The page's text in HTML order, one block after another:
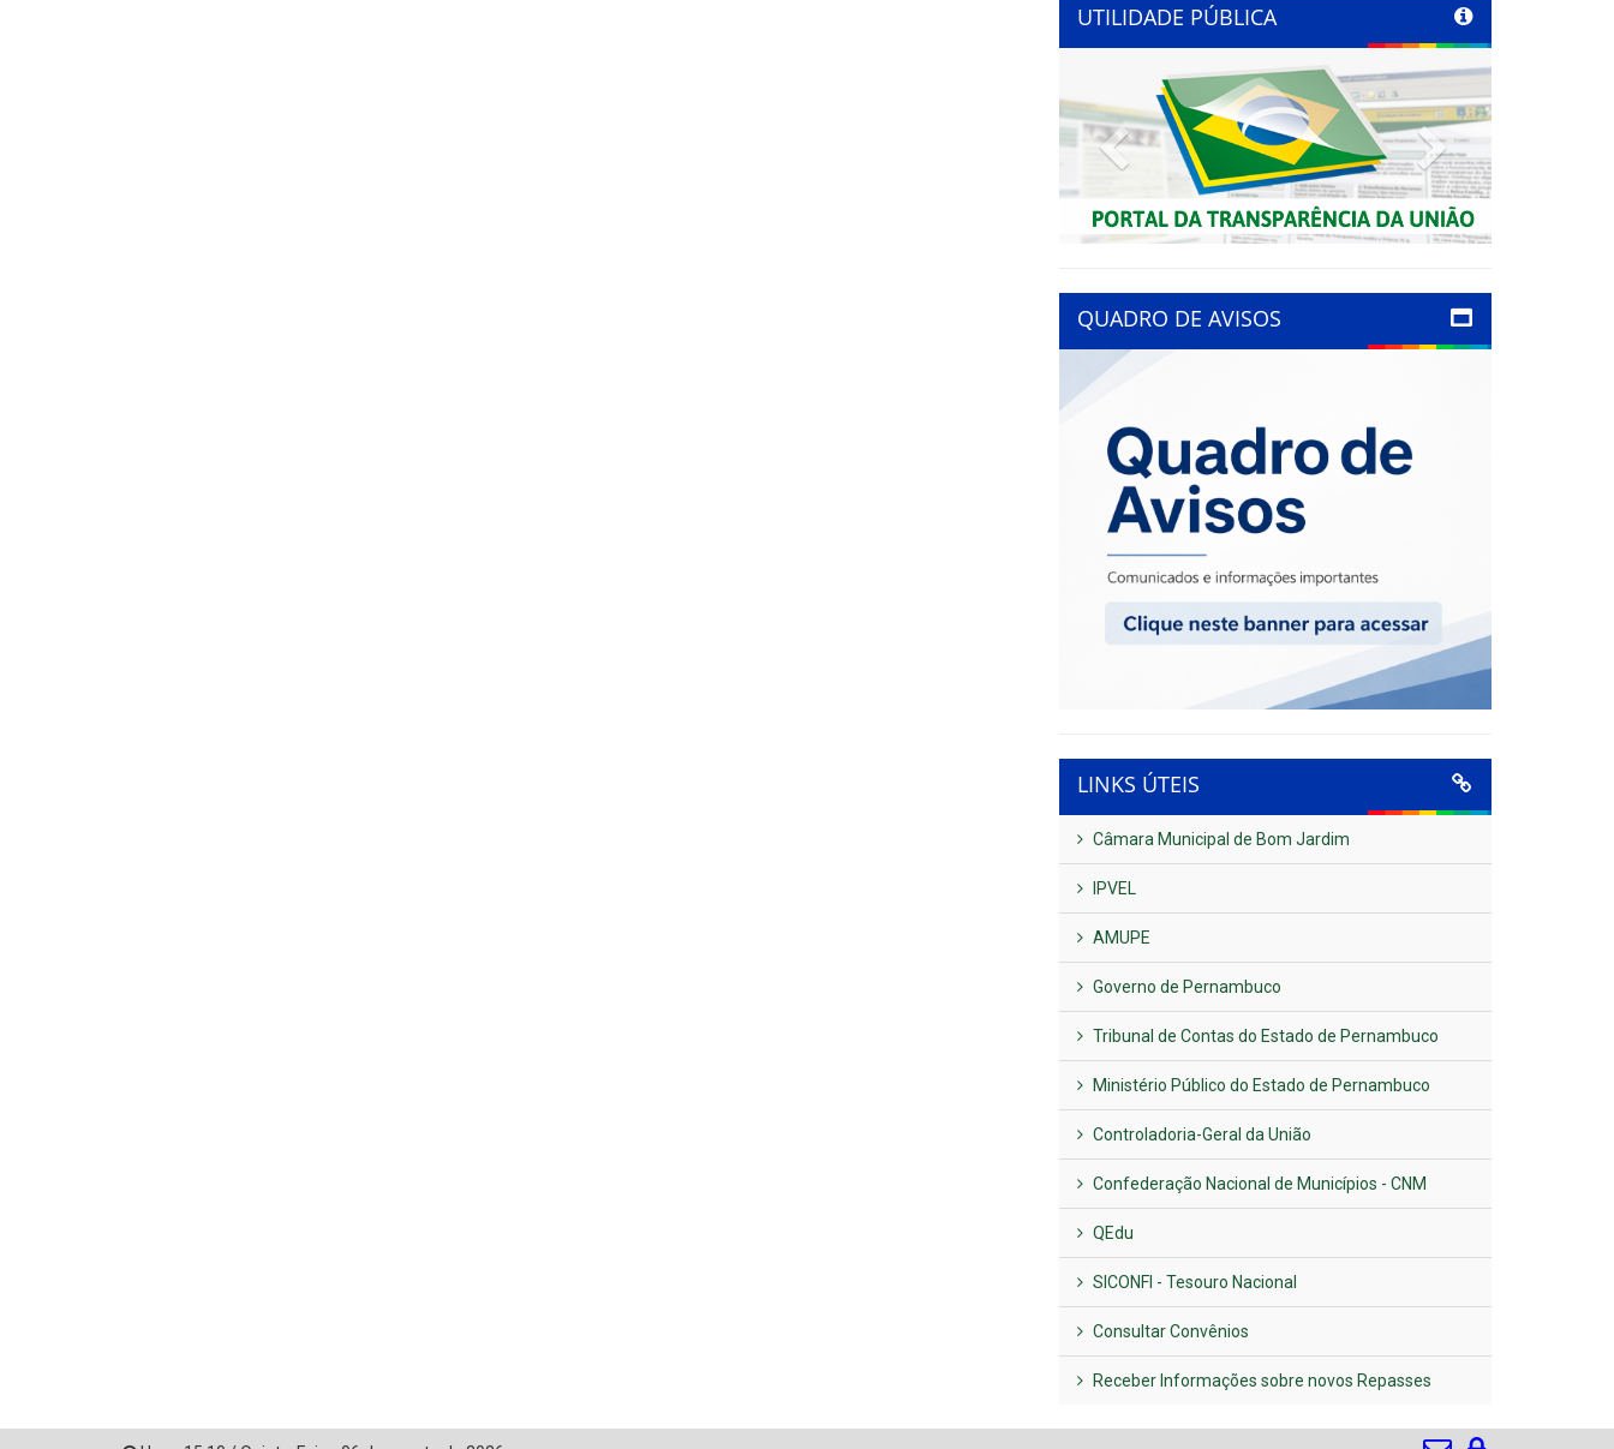
UTILIDADE PÚBLICA
Previous Next
QUADRO DE AVISOS
LINKS ÚTEIS
Câmara Municipal de Bom Jardim
IPVEL
AMUPE
Governo de Pernambuco
Tribunal de Contas do Estado de Pernambuco
Ministério Público do Estado de Pernambuco
Controladoria-Geral da União
Confederação Nacional de Municípios - CNM
QEdu
SICONFI - Tesouro Nacional
Consultar Convênios
Receber Informações sobre novos Repasses